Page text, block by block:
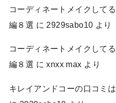
コーディネートメイクして
編８選 に 2929sabo10 より
コーディネートメイクして
編８選 にxnxx max より
キレイアンドコーの口コミ